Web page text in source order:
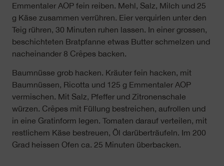
Emmentaler AOP fein reiben. Mehl, Salz, Milch und 25
g Käse zusammen verrühren. Eier verquirlen unter den
Teig rühren, 30 Minuten ruhen lassen. In einer grossen,
beschichteten Bratpfanne etwas Butter schmelzen und
nacheinander 8 Crêpes backen.
Baumnüsse grob hacken. Kräuter fein hacken, mit
Baumnüssen, Ricotta und 125 g Emmentaler AOP
vermischen. Mit Salz, Pfeffer und Zitronenschale
würzen. Crêpes mit Füllung bestreichen, aufrollen und
in eine Gratinform legen. Tomaten darauf verteilen, mit
restlichem Käse bestreuen, Öl darüberträufeln. Im 200
Grad heissen Ofen ca. 25 Minuten überbacken.